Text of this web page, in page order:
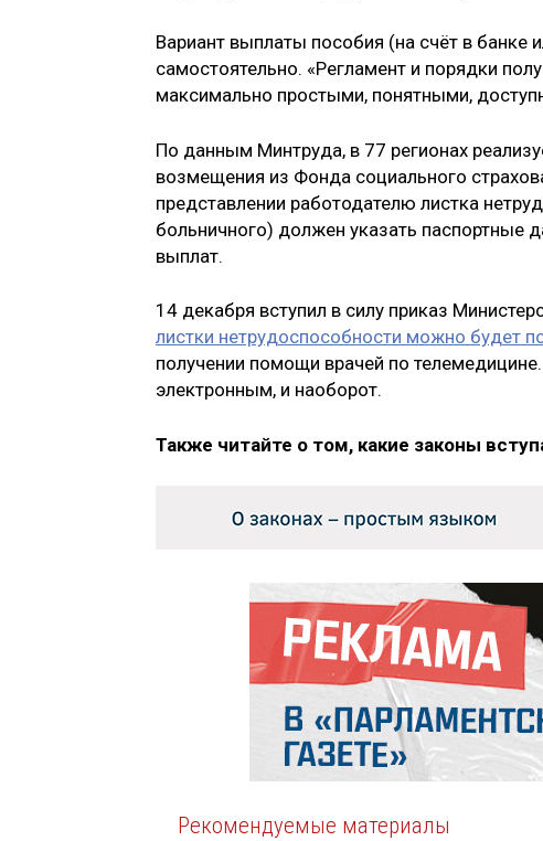
Вариант выплаты пособия (на счёт в банке
самостоятельно. «Регламент и порядки
максимально простыми, понятными,
По данным Минтруда, в 77 регионах
возмещения из Фонда социального
представлении работодателю листка
больничного) должен указать паспортные
выплат.
14 декабря вступил в силу приказ
листки нетрудоспособности можно будет
получении помощи врачей по
электронным, и наоборот.
Также читайте о том, какие законы
Рекомендуемые материалы